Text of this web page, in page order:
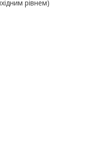
рівнем)